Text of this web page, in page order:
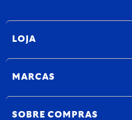
LOJA
MARCAS
SOBRE COMPRAS